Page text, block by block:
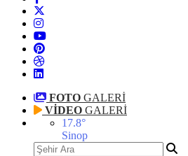
FOTO GALERİ
VİDEO GALERİ
17.8°
Sinop